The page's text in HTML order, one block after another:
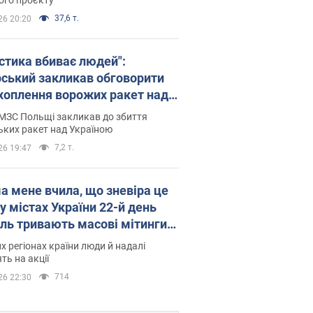
20:20 37,6 т.
вбиває людей":
закликав обговорити
ворожих ракет над
Польщі закликав до збиття
ракет над Україною
19:47 7,2 т.
мене вчила, що зневіра це
містах України 22-й день
тривають масові мітинги
Федорова. Фото і
регіонах країни люди й надалі
на акції
22:30 714